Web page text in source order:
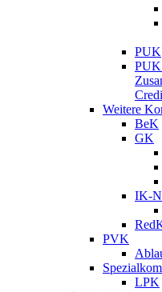
PUK
PUK
Weitere
BeK
GK
IK-N
PVK
LPK